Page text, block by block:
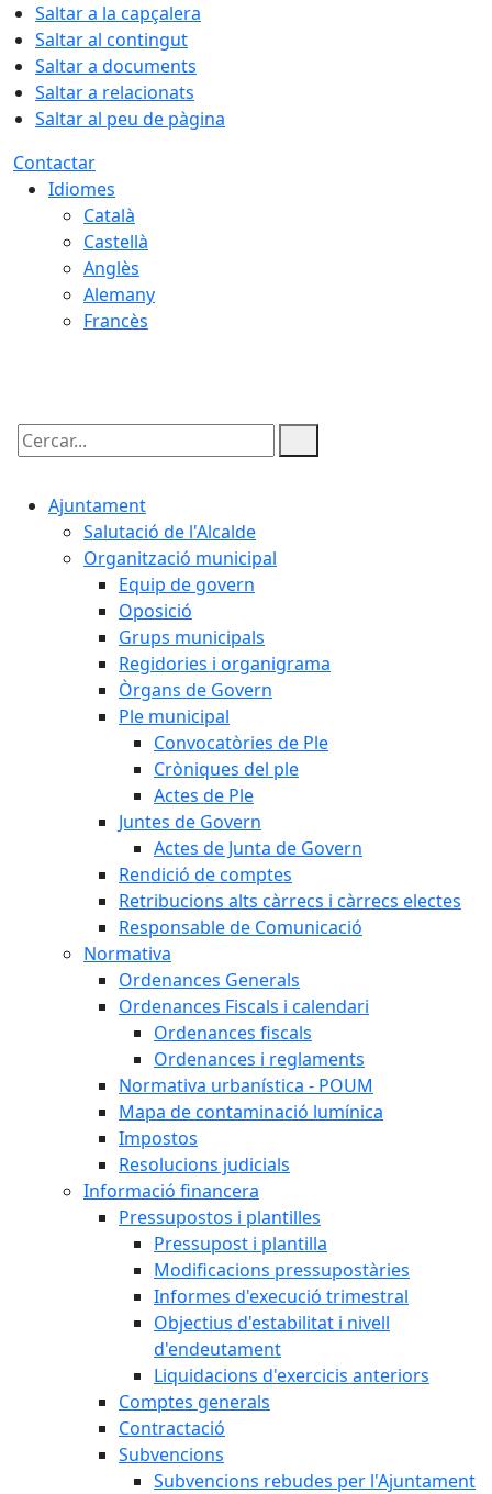
Saltar a la capçalera
Saltar al contingut
Saltar a documents
Saltar a relacionats
Saltar al peu de pàgina
Contactar
Idiomes
Català
Castellà
Anglès
Alemany
Francès
Cercar:
Ajuntament
Salutació de l'Alcalde
Organització municipal
Equip de govern
Oposició
Grups municipals
Regidories i organigrama
Òrgans de Govern
Ple municipal
Convocatòries de Ple
Cròniques del ple
Actes de Ple
Juntes de Govern
Actes de Junta de Govern
Rendició de comptes
Retribucions alts càrrecs i càrrecs electes
Responsable de Comunicació
Normativa
Ordenances Generals
Ordenances Fiscals i calendari
Ordenances fiscals
Ordenances i reglaments
Normativa urbanística - POUM
Mapa de contaminació lumínica
Impostos
Resolucions judicials
Informació financera
Pressupostos i plantilles
Pressupost i plantilla
Modificacions pressupostàries
Informes d'execució trimestral
Objectius d'estabilitat i nivell
d'endeutament
Liquidacions d'exercicis anteriors
Comptes generals
Contractació
Subvencions
Subvencions rebudes per l'Ajuntament